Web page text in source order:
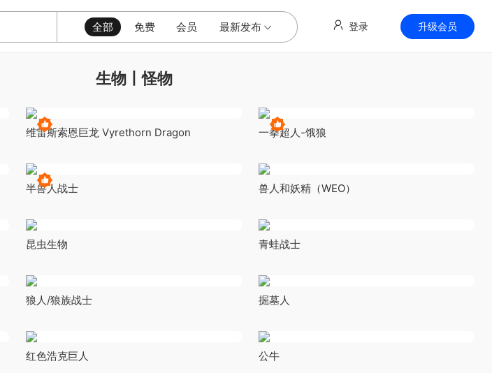
全部 免费 会员 最新发布 登录 升级会员
生物丨怪物
维雷斯索恩巨龙 Vyrethorn Dragon 一拳超人-饿狼
半兽人战士 兽人和妖精（WEO）
昆虫生物 青蛙战士
狼人/狼族战士 掘墓人
红色浩克巨人 公牛